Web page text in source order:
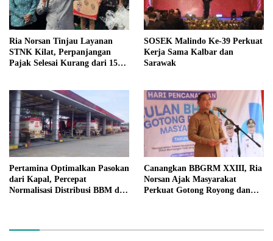
Ria Norsan Tinjau Layanan
STNK Kilat, Perpanjangan
Pajak Selesai Kurang dari 15
SOSEK Malindo Ke-39 Perkuat
Kerja Sama Kalbar dan
Sarawak
Pertamina Optimalkan Pasokan
dari Kapal, Percepat
Normalisasi Distribusi BBM di
Canangkan BBGRM XXIII, Ria
Norsan Ajak Masyarakat
Perkuat Gotong Royong dan